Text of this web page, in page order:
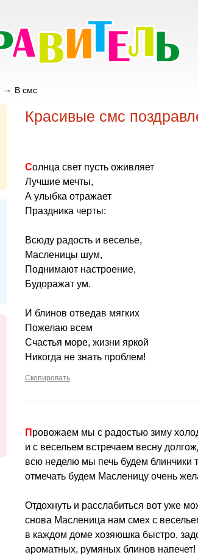
В смс
Красивые смс
Солнца свет пусть оживляет
Лучшие мечты,
А улыбка отражает
Праздника черты:
Всюду радость и веселье,
Масленицы шум,
Поднимают настроение,
Будоражат ум.
И блинов отведав мягких
Пожелаю всем
Счастья море, жизни яркой
Никогда не знать проблем!
Скопировать
Провожаем мы с радостью зиму
и с весельем встречаем весну
всю неделю мы печь будем блинчики
отмечать будем Масленицу очень
Отдохнуть и расслабиться вот уже
снова Масленица нам смех с
в каждом доме хозяюшка быстро,
ароматных, румяных блинов напечет!